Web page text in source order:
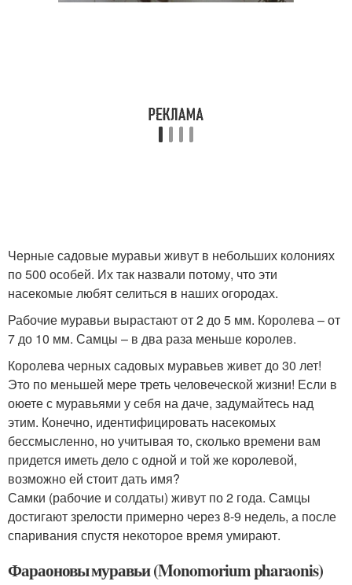
Черные садовые муравьи живут в небольших колониях
по 500 особей. Их так назвали потому, что эти
насекомые любят селиться в наших огородах.
Рабочие муравьи вырастают от 2 до 5 мм. Королева – от
7 до 10 мм. Самцы – в два раза меньше королев.
Королева черных садовых муравьев живет до 30 лет!
Это по меньшей мере треть человеческой жизни! Если в
оюете с муравьями у себя на даче, задумайтесь над
этим. Конечно, идентифицировать насекомых
бессмысленно, но учитывая то, сколько времени вам
придется иметь дело с одной и той же королевой,
возможно ей стоит дать имя?
Самки (рабочие и солдаты) живут по 2 года. Самцы
достигают зрелости примерно через 8-9 недель, а после
спаривания спустя некоторое время умирают.
Фараоновы муравьи (Monomorium pharaonis)